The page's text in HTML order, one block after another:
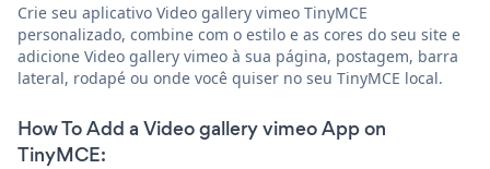
Crie seu aplicativo Video gallery vimeo TinyMCE
personalizado, combine com o estilo e as cores do seu site e
adicione Video gallery vimeo à sua página, postagem, barra
lateral, rodapé ou onde você quiser no seu TinyMCE local.
How To Add a Video gallery vimeo App on
TinyMCE: